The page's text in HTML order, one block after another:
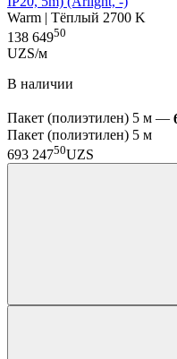
Warm | Тёплый 2700 K
138 64950
UZS/м
В наличии
Пакет (полиэтилен) 5 м —
Пакет (полиэтилен) 5 м
693 24750UZS